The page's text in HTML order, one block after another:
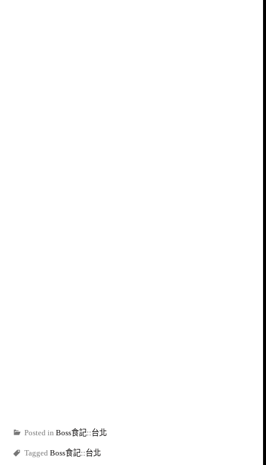
Posted in Boss食記::台北
Tagged Boss食記::台北